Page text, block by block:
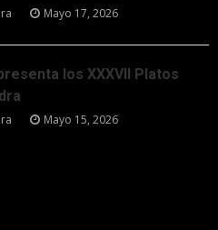
Mayo 17, 2026
los XXXVII Platos
Mayo 15, 2026